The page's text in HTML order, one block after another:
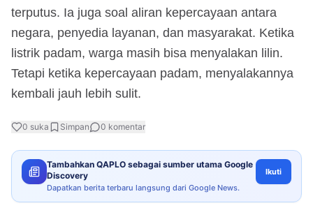
terputus. Ia juga soal aliran kepercayaan antara
negara, penyedia layanan, dan masyarakat. Ketika
listrik padam, warga masih bisa menyalakan lilin.
Tetapi ketika kepercayaan padam, menyalakannya
kembali jauh lebih sulit.
0 suka Simpan 0 komentar
Tambahkan QAPLO sebagai sumber utama Google
Discovery
Dapatkan berita terbaru langsung dari Google News.
Ikuti